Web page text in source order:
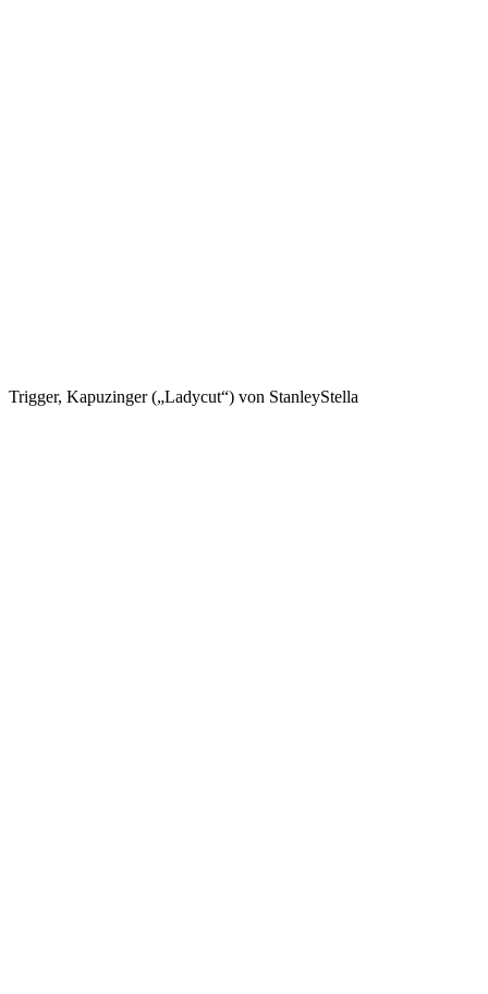
Trigger, Kapuzinger („Ladycut“) von StanleyStella